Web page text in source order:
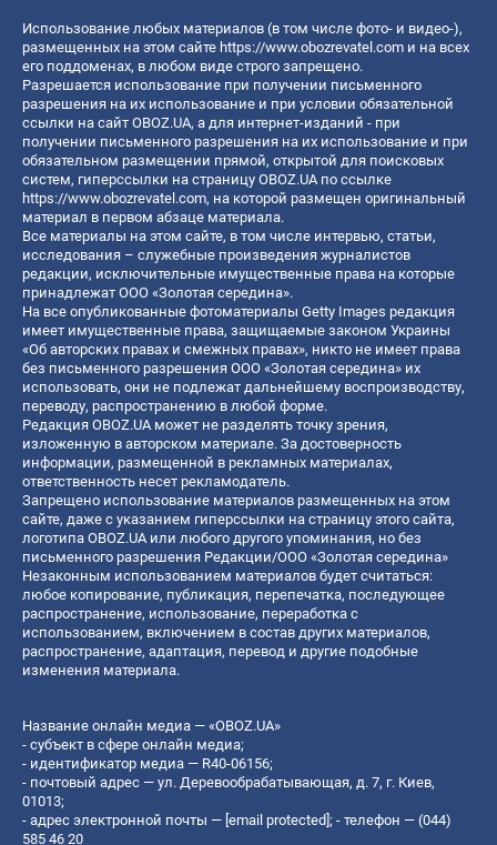
Использование любых материалов (в том числе фото- и видео-),
размещенных на этом сайте https://www.obozrevatel.com и на всех
его поддоменах, в любом виде строго запрещено.
Разрешается использование при получении письменного
разрешения на их использование и при условии обязательной
ссылки на сайт OBOZ.UA, а для интернет-изданий - при
получении письменного разрешения на их использование и при
обязательном размещении прямой, открытой для поисковых
систем, гиперссылки на страницу OBOZ.UA по ссылке
https://www.obozrevatel.com, на которой размещен оригинальный
материал в первом абзаце материала.
Все материалы на этом сайте, в том числе интервью, статьи,
исследования – служебные произведения журналистов
редакции, исключительные имущественные права на которые
принадлежат ООО «Золотая середина».
На все опубликованные фотоматериалы Getty Images редакция
имеет имущественные права, защищаемые законом Украины
«Об авторских правах и смежных правах», никто не имеет права
без письменного разрешения ООО «Золотая середина» их
использовать, они не подлежат дальнейшему воспроизводству,
переводу, распространению в любой форме.
Редакция OBOZ.UA может не разделять точку зрения,
изложенную в авторском материале. За достоверность
информации, размещенной в рекламных материалах,
ответственность несет рекламодатель.
Запрещено использование материалов размещенных на этом
сайте, даже с указанием гиперссылки на страницу этого сайта,
логотипа OBOZ.UA или любого другого упоминания, но без
письменного разрешения Редакции/ООО «Золотая середина»
Незаконным использованием материалов будет считаться:
любое копирование, публикация, перепечатка, последующее
распространение, использование, переработка с
использованием, включением в состав других материалов,
распространение, адаптация, перевод и другие подобные
изменения материала.
Название онлайн медиа — «OBOZ.UA»
- субъект в сфере онлайн медиа;
- идентификатор медиа — R40-06156;
- почтовый адрес — ул. Деревообрабатывающая, д. 7, г. Киев,
01013;
- адрес электронной почты — [email protected]; - телефон — (044)
585 46 20